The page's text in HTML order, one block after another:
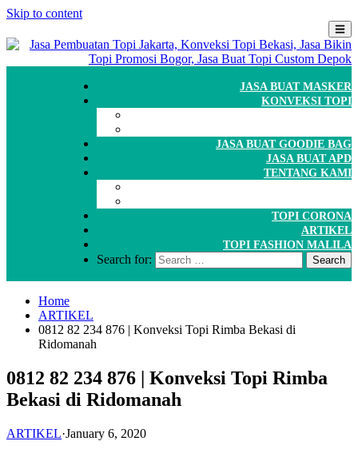
Skip to content
JASA BUAT MASKER
KONVEKSI TOPI
JASA BUAT GOODIE BAG
JASA BUAT APD
TENTANG KAMI
TOPI CORONA
ARTIKEL
TOPI FASHION MALILA
Search for:
Home
ARTIKEL
0812 82 234 876 | Konveksi Topi Rimba Bekasi di
Ridomanah
0812 82 234 876 | Konveksi Topi Rimba
Bekasi di Ridomanah
ARTIKEL·January 6, 2020